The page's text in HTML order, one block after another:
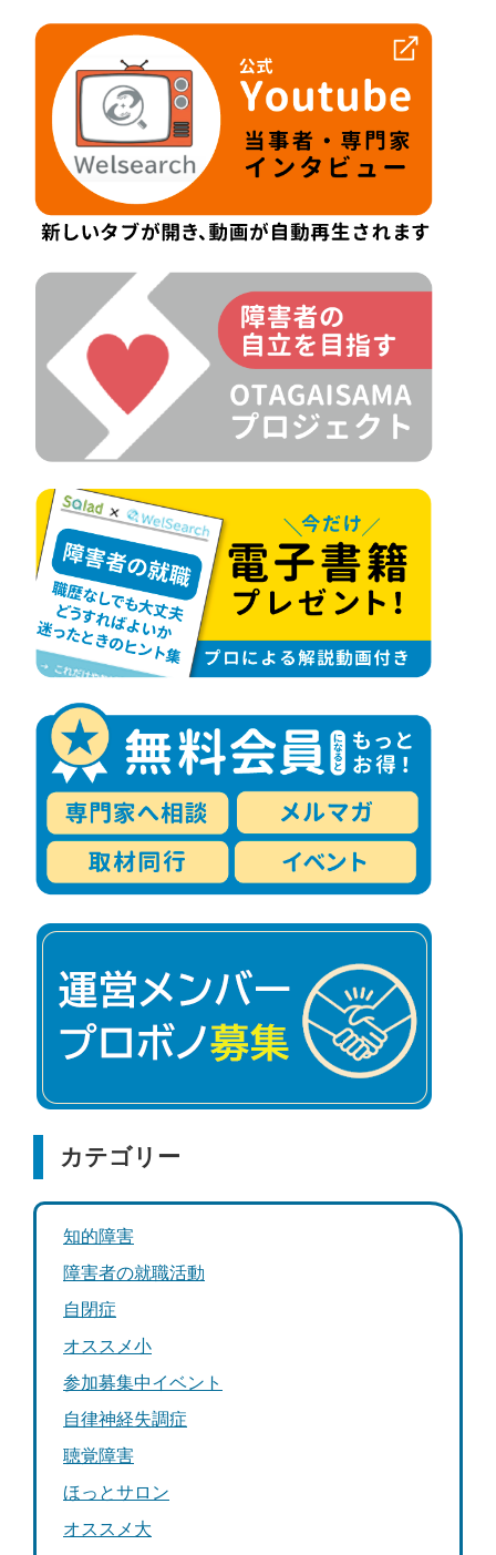
カテゴリー
知的障害
障害者の就職活動
自閉症
オススメ小
参加募集中イベント
自律神経失調症
聴覚障害
ほっとサロン
オススメ大